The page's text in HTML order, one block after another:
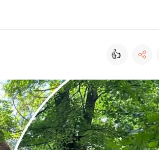
👍